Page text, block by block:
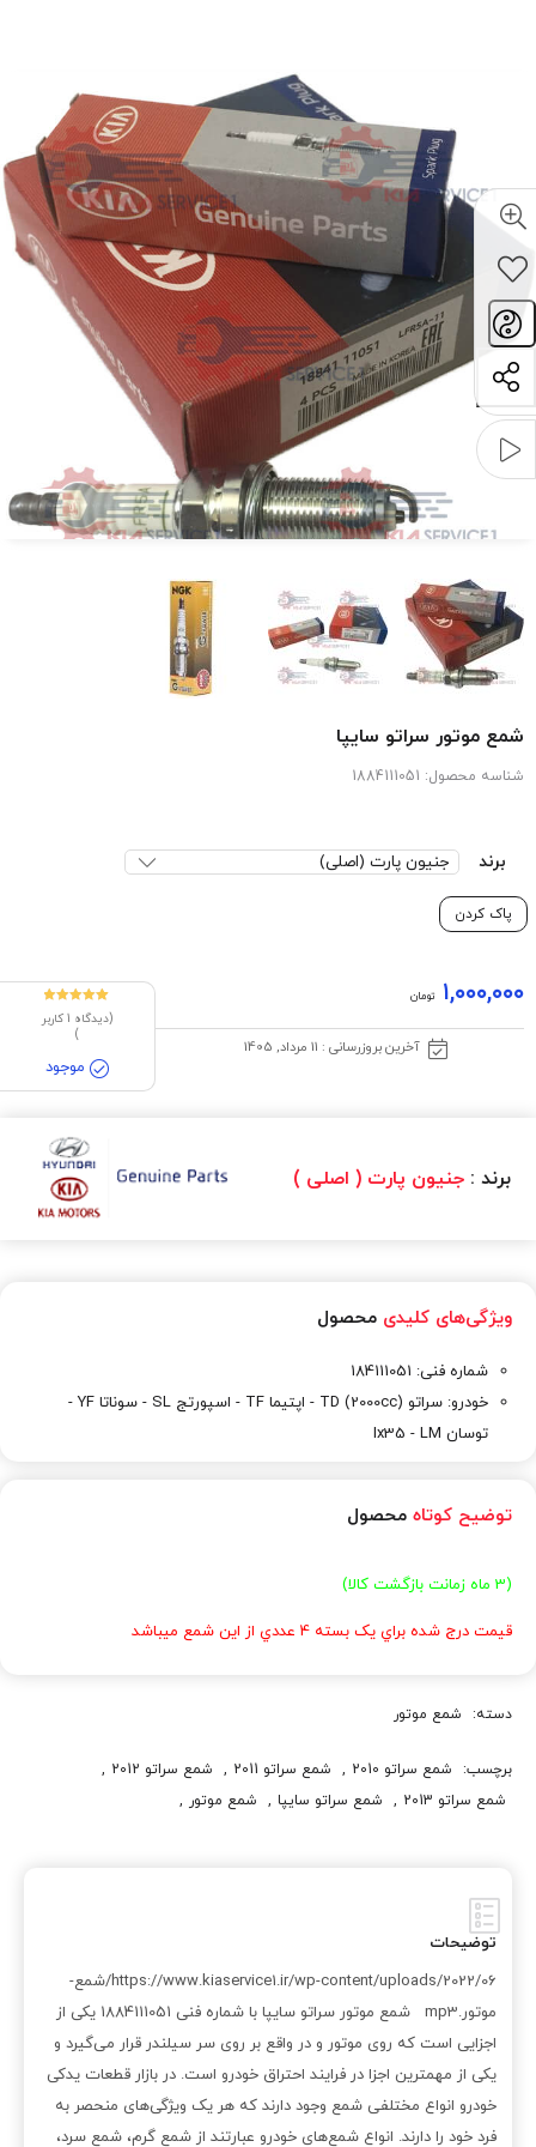
شمع موتور سراتو سایپا
شناسه محصول: 1884111051
برند
پاک کردن
۱,۰۰۰,۰۰۰ تومان
آخرین بروزرسانی : 11 مرداد, 1405
امتیازدهی
5.00از 5 در
1
امتیازدهی
(دیدگاه 1 کاربر
)
موجود
برند :جنیون پارت ( اصلی )
ویژگی‌های کلیدی محصول
شماره فنی: 184111051
خودرو: سراتو TD (2000cc) - اپتیما TF - اسپورتج SL - سوناتا YF -
توسان Ix35 - LM
توضیح کوتاه محصول
(3 ماه زمانت بازگشت کالا)
قيمت درج شده براي يک بسته 4 عددي از اين شمع ميباشد
دسته: شمع موتور
برچسب: شمع سراتو 2010 , شمع سراتو 2011 , شمع سراتو 2012
,
شمع سراتو 2013
, شمع سراتو سايپا , شمع موتور ,
فروش شمع سراتو 2012
فروش شمع موتور
فروش شمع موتور سراتو
قيمت شمع سراتو 2011
, قيمت شمع سراتو 2012 , قيمت شمع سراتو 2013
قيمت شمع سراتو سايپا , قيمت شمع موتور , قيمت شمع موتور اپتيما
قيمت شمع موتور اسپورتج , قيمت شمع موتور سراتو
توضیحات
https://www.kiaservice1.ir/wp-content/uploads/2022/06/شمع-
موتور.mp3 شمع موتور سراتو سایپا با شماره فنی 1884111051 یکی از
اجزایی است که روی موتور و در واقع بر روی سر سیلندر قرار می‌گیرد و
یکی از مهمترین اجزا در فرایند احتراق خودرو است. در بازار قطعات یدکی
خودرو انواع مختلفی شمع وجود دارند که هر یک ویژگی‌های منحصر به
فرد خود را دارند. انواع شمع‌های خودرو عبارتند از شمع گرم، شمع سرد،